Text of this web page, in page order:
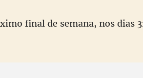
final de semana, nos dias